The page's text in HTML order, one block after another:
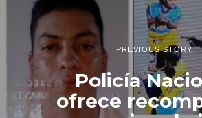
PREVIOUS STORY
Policía
ofrece